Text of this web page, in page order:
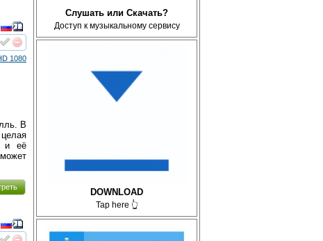
Слушать или Скачать?
Доступ к музыкальному сервису
DOWNLOAD
Tap here 👆
интересует
1080
В
и её